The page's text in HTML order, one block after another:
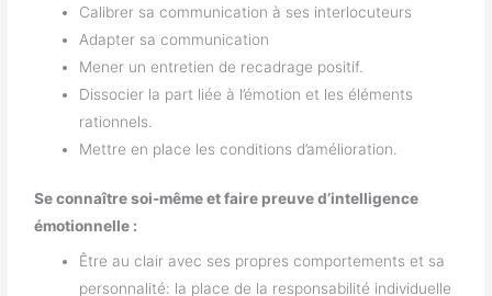
Calibrer sa communication à ses interlocuteurs
Adapter sa communication
Mener un entretien de recadrage positif.
Dissocier la part liée à l’émotion et les éléments
rationnels.
Mettre en place les conditions d’amélioration.
Se connaître soi-même et faire preuve d’intelligence
émotionnelle :
Être au clair avec ses propres comportements et sa
personnalité: la place de la responsabilité individuelle